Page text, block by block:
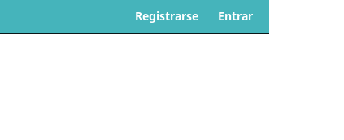
Registrarse Entrar